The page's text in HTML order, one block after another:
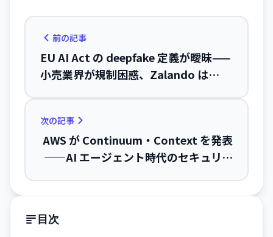
前の記事
EU AI Act の deepfake 定義が曖昧——
小売業界が規制困惑、Zalando は
次の記事
AWS が Continuum・Context を発表
——AI エージェント時代のセキュリテ
目次